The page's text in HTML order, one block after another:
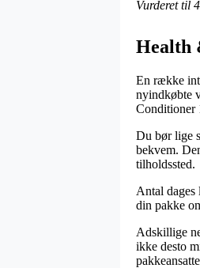
Vurderet til
Health
En række
nyindkøbte
Conditioner
Du bør lige
bekvem.
tilholdssted.
Antal dages
din pakke
Adskillige
ikke desto